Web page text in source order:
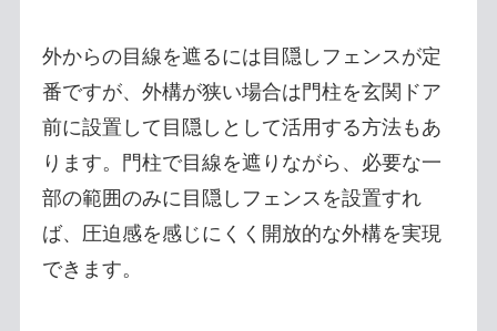
外からの目線を遮るには目隠しフェンスが定
番ですが、外構が狭い場合は門柱を玄関ドア
前に設置して目隠しとして活用する方法もあ
ります。門柱で目線を遮りながら、必要な一
部の範囲のみに目隠しフェンスを設置すれ
ば、圧迫感を感じにくく開放的な外構を実現
できます。